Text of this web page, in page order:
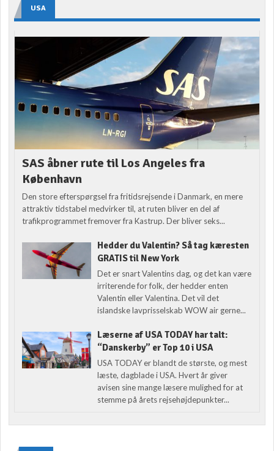
USA
SAS åbner rute til Los Angeles fra
København
Den store efterspørgsel fra fritidsrejsende i Danmark, en mere
attraktiv tidstabel medvirker til, at ruten bliver en del af
trafikprogrammet fremover fra Kastrup. Der bliver seks...
Hedder du Valentin? Så tag kæresten
GRATIS til New York
Det er snart Valentins dag, og det kan være
irriterende for folk, der hedder enten
Valentin eller Valentina. Det vil det
islandske lavprisselskab WOW air gerne...
Læserne af USA TODAY har talt:
“Danskerby” er Top 10 i USA
USA TODAY er blandt de største, og mest
læste, dagblade i USA. Hvert år giver
avisen sine mange læsere mulighed for at
stemme på årets rejsehøjdepunkter...